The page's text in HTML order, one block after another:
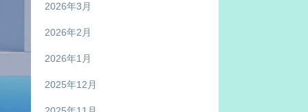
2026年3月
2026年2月
2026年1月
2025年12月